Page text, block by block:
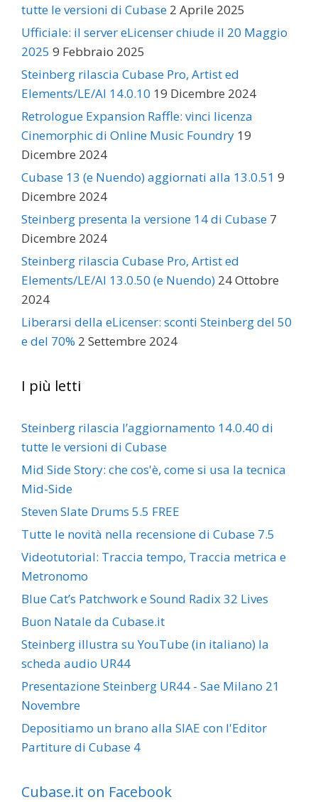
tutte le versioni di Cubase 2 Aprile 2025
Ufficiale: il server eLicenser chiude il 20 Maggio
2025 9 Febbraio 2025
Steinberg rilascia Cubase Pro, Artist ed
Elements/LE/AI 14.0.10 19 Dicembre 2024
Retrologue Expansion Raffle: vinci licenza
Cinemorphic di Online Music Foundry 19
Dicembre 2024
Cubase 13 (e Nuendo) aggiornati alla 13.0.51 9
Dicembre 2024
Steinberg presenta la versione 14 di Cubase 7
Dicembre 2024
Steinberg rilascia Cubase Pro, Artist ed
Elements/LE/AI 13.0.50 (e Nuendo) 24 Ottobre
2024
Liberarsi della eLicenser: sconti Steinberg del 50
e del 70% 2 Settembre 2024
I più letti
Steinberg rilascia l’aggiornamento 14.0.40 di
tutte le versioni di Cubase
Mid Side Story: che cos'è, come si usa la tecnica
Mid-Side
Steven Slate Drums 5.5 FREE
Tutte le novità nella recensione di Cubase 7.5
Videotutorial: Traccia tempo, Traccia metrica e
Metronomo
Blue Cat’s Patchwork e Sound Radix 32 Lives
Buon Natale da Cubase.it
Steinberg illustra su YouTube (in italiano) la
scheda audio UR44
Presentazione Steinberg UR44 - Sae Milano 21
Novembre
Depositiamo un brano alla SIAE con l'Editor
Partiture di Cubase 4
Cubase.it on Facebook